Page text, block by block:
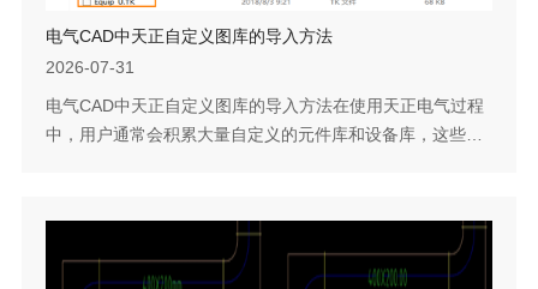
电气CAD中天正自定义图库的导入方法
2026-07-31
电气CAD中天正自定义图库的导入方法在使用天正电气过程
中，用户通常会积累大量自定义的元件库和设备库，这些图
入天正自定义图库的功能。只需定位到天正的图库文件目
录，选择对应的TK文件即可完成导入。下面介绍具体的操作
步骤和文件要求。问题描述：如何将天正电气里用户自定义